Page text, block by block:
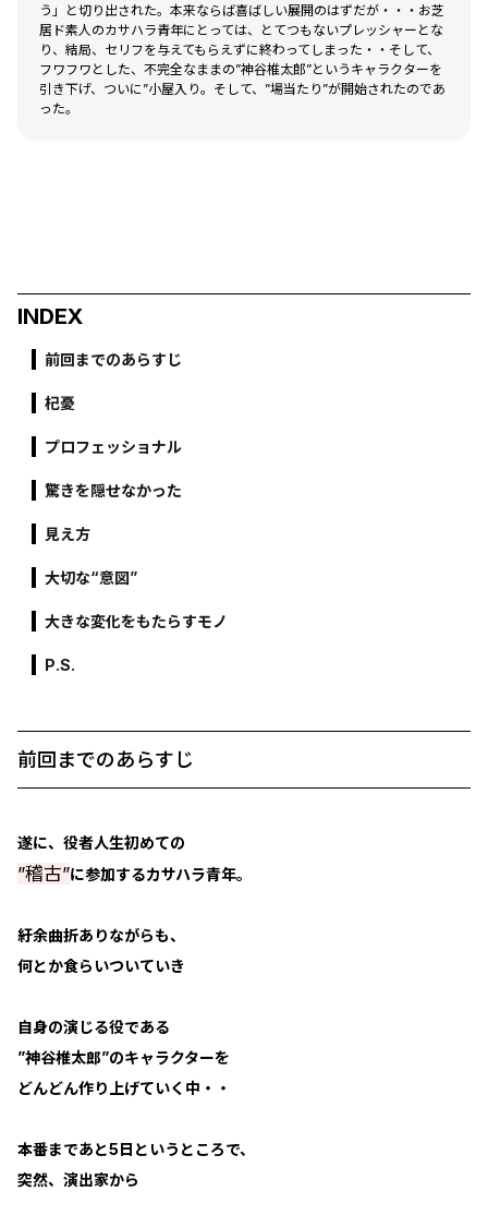
う」と切り出された。本来ならば喜ばしい展開のはずだが・・・お芝
居ド素人のカサハラ青年にとっては、とてつもないプレッシャーとな
り、結局、セリフを与えてもらえずに終わってしまった・・そして、
フワフワとした、不完全なままの”神谷椎太郎”というキャラクターを
引き下げ、ついに”小屋入り。そして、”場当たり”が開始されたのであ
った。
INDEX
前回までのあらすじ
杞憂
プロフェッショナル
驚きを隠せなかった
見え方
大切な“意図”
大きな変化をもたらすモノ
P.S.
前回までのあらすじ
遂に、役者人生初めての
”稽古”に参加するカサハラ青年。
紆余曲折ありながらも、
何とか食らいついていき
自身の演じる役である
”神谷椎太郎”のキャラクターを
どんどん作り上げていく中・・
本番まであと5日というところで、
突然、演出家から